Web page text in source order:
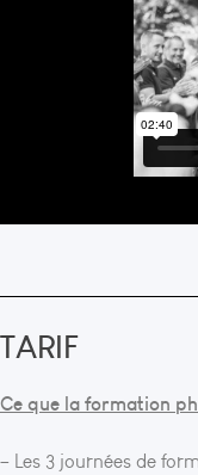
TARIF
Ce que la formation
– Les 3 journées de